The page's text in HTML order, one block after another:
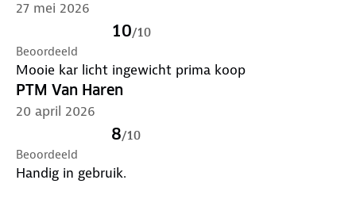
27 mei 2026
10/10
Beoordeeld
Mooie kar licht ingewicht prima koop
PTM Van Haren
20 april 2026
8/10
Beoordeeld
Handig in gebruik.